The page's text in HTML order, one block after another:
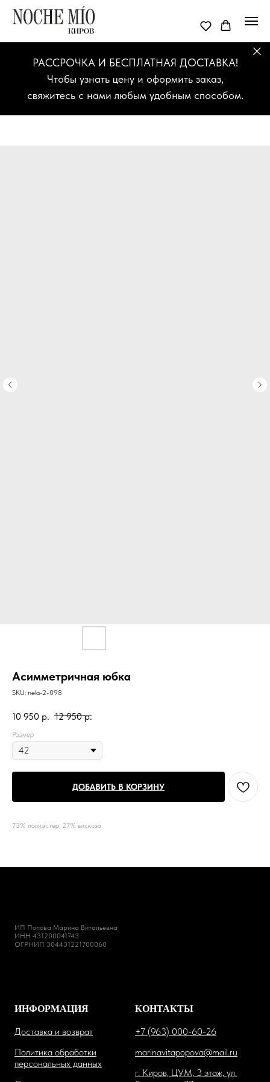
РАССРОЧКА И БЕСПЛАТНАЯ ДОСТАВКА!
Чтобы узнать цену и оформить заказ,
свяжитесь с нами любым удобным способом.
Асимметричная юбка
SKU: nela-2-098
10 950 р. 12 950 р.
Размер
ДОБАВИТЬ В КОРЗИНУ
73% полиэстер, 27% вискоза
ИП Попова Марина Витальевна
ИНН 431200041743
ОГРНИП 304431221700060
ИНФОРМАЦИЯ
Доставка и возврат
Политика обработки
персональных данных
КОНТАКТЫ
+7 (963) 000-60-26
marinavitapopova@mail.ru
г. Киров, ЦУМ, 3 этаж, ул.